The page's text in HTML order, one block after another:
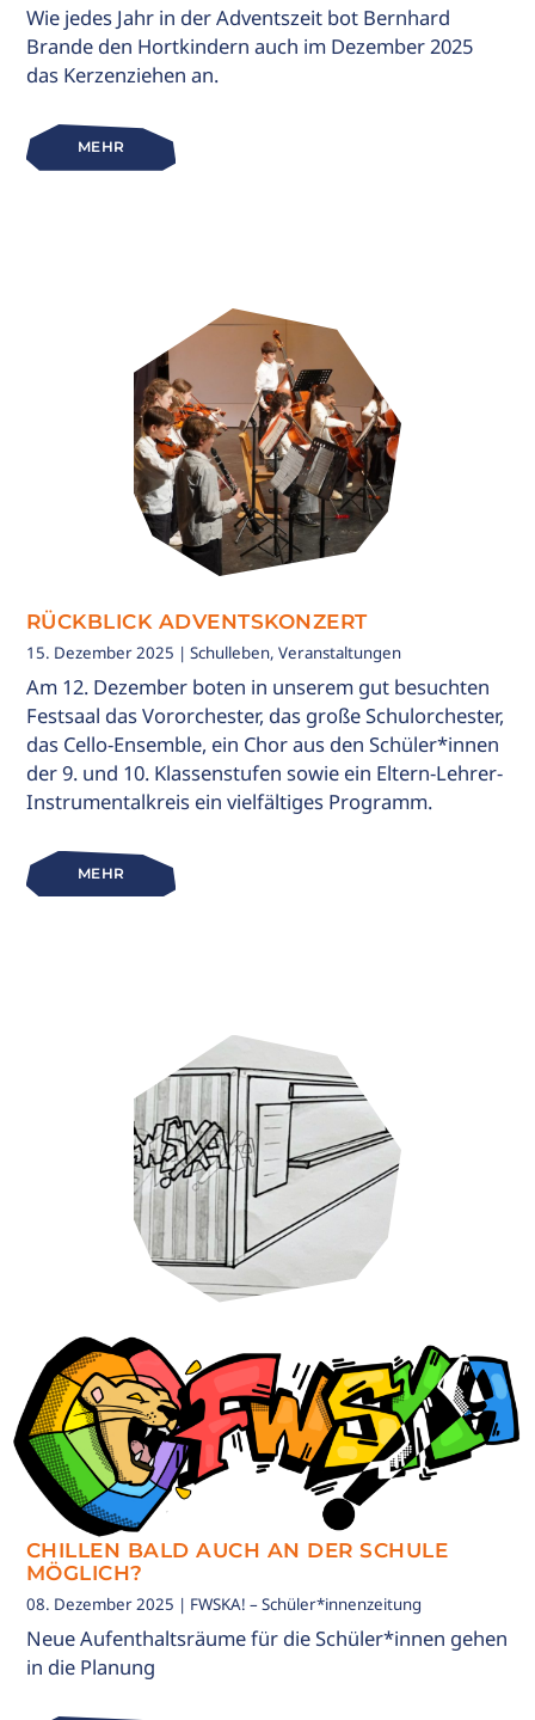
Wie jedes Jahr in der Adventszeit bot Bernhard
Brande den Hortkindern auch im Dezember 2025
das Kerzenziehen an.
MEHR
RÜCKBLICK ADVENTSKONZERT
15. Dezember 2025 | Schulleben, Veranstaltungen
Am 12. Dezember boten in unserem gut besuchten
Festsaal das Vororchester, das große Schulorchester,
das Cello-Ensemble, ein Chor aus den Schüler*innen
der 9. und 10. Klassenstufen sowie ein Eltern-Lehrer-
Instrumentalkreis ein vielfältiges Programm.
MEHR
CHILLEN BALD AUCH AN DER SCHULE
MÖGLICH?
08. Dezember 2025 | FWSKA! – Schüler*innenzeitung
Neue Aufenthaltsräume für die Schüler*innen gehen
in die Planung